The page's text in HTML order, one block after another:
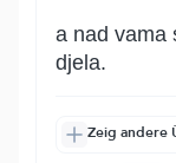
a nad vama
djela.
Zeig andere